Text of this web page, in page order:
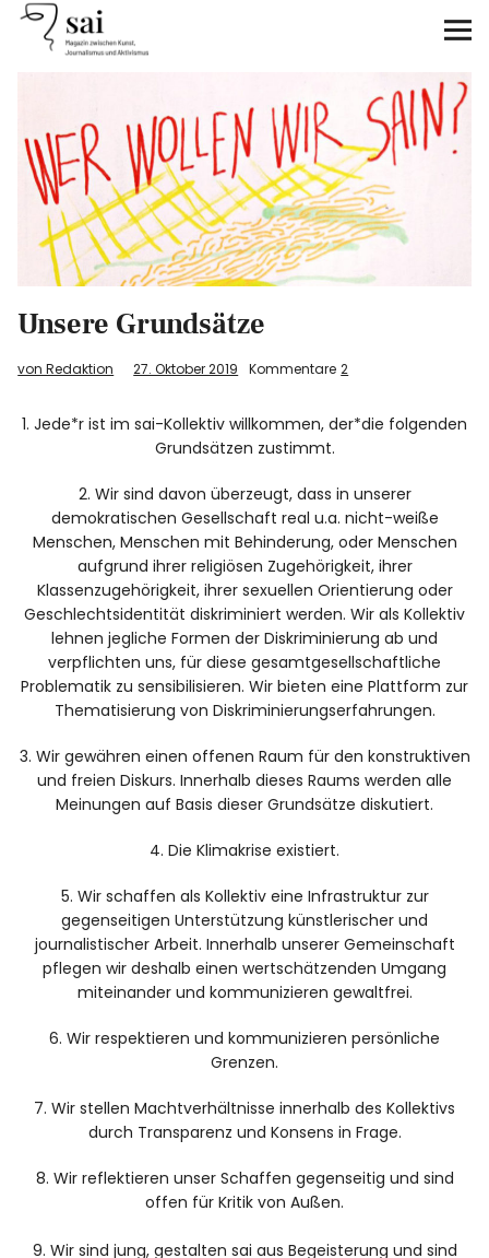
sai
Klimagerechtigkeit
Antirassismus
Feminismen
Kunst&Literatur
Facebook
Instagram
Info
Unsere Grundsätze
von Redaktion 27. Oktober 2019 Kommentare 2
1. Jede*r ist im sai-Kollektiv willkommen, der*die folgenden
Grundsätzen zustimmt.
2. Wir sind davon überzeugt, dass in unserer
demokratischen Gesellschaft real u.a. nicht-weiße
Menschen, Menschen mit Behinderung, oder Menschen
aufgrund ihrer religiösen Zugehörigkeit, ihrer
Klassenzugehörigkeit, ihrer sexuellen Orientierung oder
Geschlechtsidentität diskriminiert werden. Wir als Kollektiv
lehnen jegliche Formen der Diskriminierung ab und
verpflichten uns, für diese gesamtgesellschaftliche
Problematik zu sensibilisieren. Wir bieten eine Plattform zur
Thematisierung von Diskriminierungserfahrungen.
3. Wir gewähren einen offenen Raum für den konstruktiven
und freien Diskurs. Innerhalb dieses Raums werden alle
Meinungen auf Basis dieser Grundsätze diskutiert.
4. Die Klimakrise existiert.
5. Wir schaffen als Kollektiv eine Infrastruktur zur
gegenseitigen Unterstützung künstlerischer und
journalistischer Arbeit. Innerhalb unserer Gemeinschaft
pflegen wir deshalb einen wertschätzenden Umgang
miteinander und kommunizieren gewaltfrei.
6. Wir respektieren und kommunizieren persönliche
Grenzen.
7. Wir stellen Machtverhältnisse innerhalb des Kollektivs
durch Transparenz und Konsens in Frage.
8. Wir reflektieren unser Schaffen gegenseitig und sind
offen für Kritik von Außen.
9. Wir sind jung, gestalten sai aus Begeisterung und sind